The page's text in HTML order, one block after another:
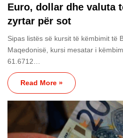
Euro, dollar dhe valuta
zyrtar për sot
Sipas listës së kursit të këmbimit të
Maqedonisë, kursi mesatar i
61.6712…
Read More »